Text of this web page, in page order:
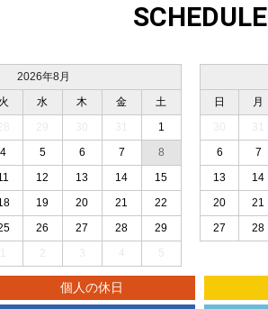
SCHEDULE
2026年8月
火 水 木 金
土
1
4 5 6 7
8
12 13 14
15
19 20 21
22
26 27 28
29
日
月
6
7
13
14
20
21
27
28
個人の休日